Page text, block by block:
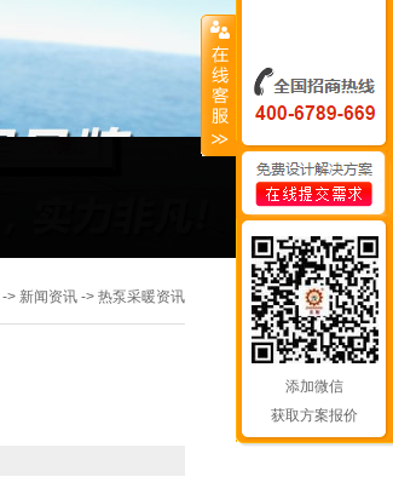
-> 新闻资讯 -> 热泵采暖资讯
添加微信
获取方案报价